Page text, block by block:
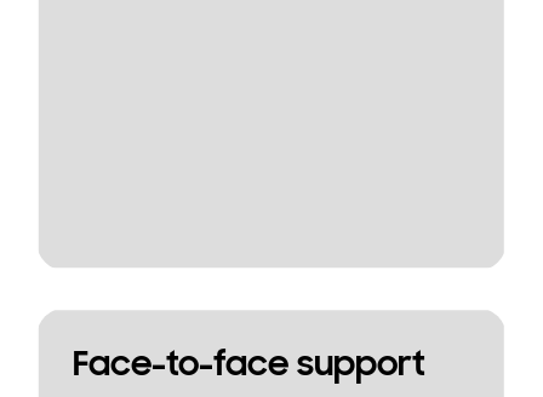
Face-to-face support